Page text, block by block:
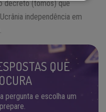
decreto (tomos) que
independência em
QUE
pergunta e escolha um